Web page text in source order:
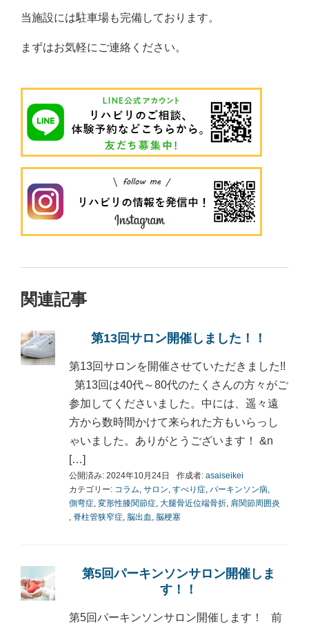
当施設には駐車場も完備しております。
まずはお気軽にご連絡ください。
関連記事
第13回サロン開催しました！！
第13回サロンを開催させていただきました!!
第13回は40代～80代のたくさんの方々がご
参加してくださいました。中には、遥々遠
方から数時間かけて来られた方もいらっし
ゃいました。ありがとうございます！ &n
[…]
公開済み: 2024年10月24日 作成者: asaiseikei
カテゴリー: コラム サロン すべり症 パーキンソン病
側弯症 変形性膝関節症 大腿骨近位端骨折 肩関節周囲炎
脊柱管狭窄症 脳出血 脳梗塞
第5回パーキンソンサロン開催しま
す！！
第5回パーキンソンサロン開催します！ 前